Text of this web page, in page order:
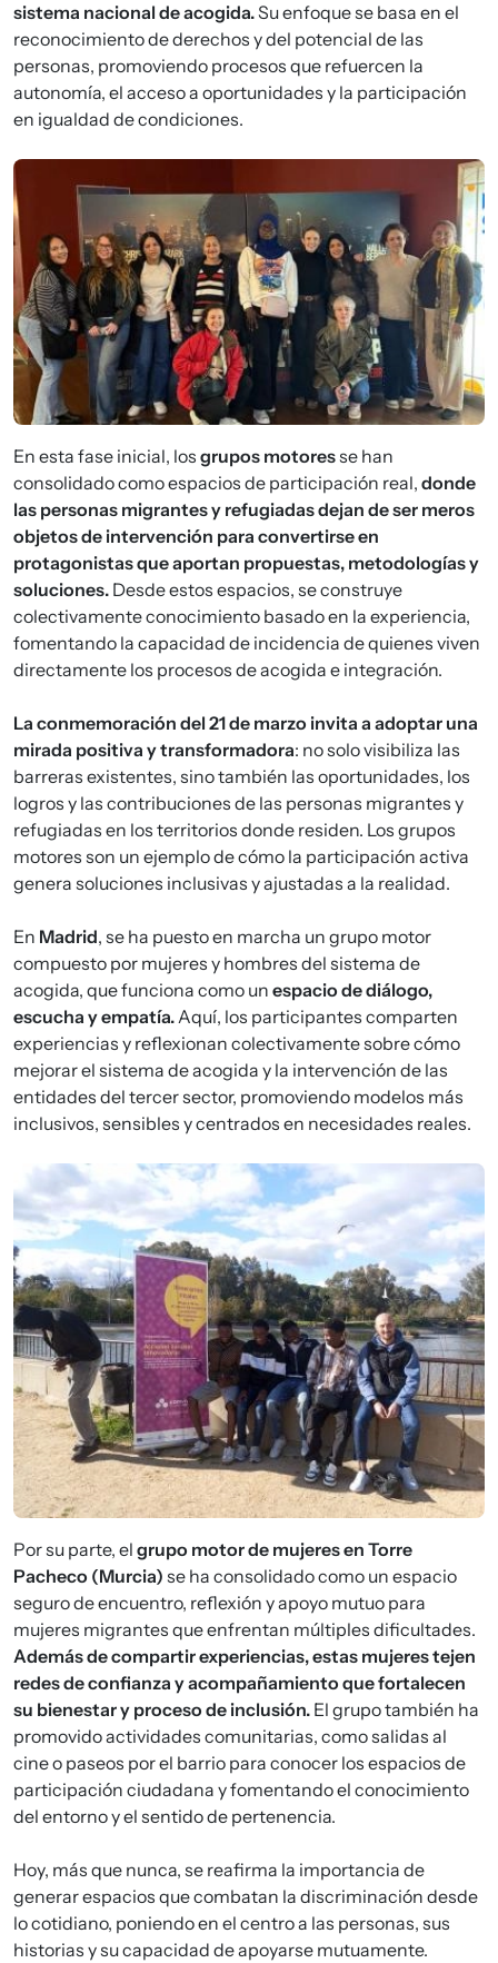
sistema nacional de acogida.Su enfoque se basa en el
reconocimiento de derechos y del potencial de las
personas, promoviendo procesos que refuercen la
autonomía, el acceso a oportunidades y la participación
en igualdad de condiciones.
Imagen
En esta fase inicial, los grupos motoresse han
consolidado como espacios de participación real, donde
las personas migrantes y refugiadas dejan de ser meros
objetos de intervención para convertirse en
protagonistas que aportan propuestas, metodologías y
soluciones. Desde estos espacios, se construye
colectivamente conocimiento basado en la experiencia,
fomentando la capacidad de incidencia de quienes viven
directamente los procesos de acogida e integración.
La conmemoración del 21 de marzo invita a adoptar una
mirada positiva y transformadora: no solo visibiliza las
barreras existentes, sino también las oportunidades, los
logros y las contribuciones de las personas migrantes y
refugiadas en los territorios donde residen. Los grupos
motores son un ejemplo de cómo la participación activa
genera soluciones inclusivas y ajustadas a la realidad.
En Madrid, se ha puesto en marcha un grupo motor
compuesto por mujeres y hombres del sistema de
acogida, que funciona como un espacio de diálogo,
escucha y empatía. Aquí, los participantes comparten
experiencias y reflexionan colectivamente sobre cómo
mejorar el sistema de acogida y la intervención de las
entidades del tercer sector, promoviendo modelos más
inclusivos, sensibles y centrados en necesidades reales.
Imagen
Por su parte, el grupo motor de mujeres en Torre
Pacheco (Murcia) se ha consolidado como un espacio
seguro de encuentro, reflexión y apoyo mutuo para
mujeres migrantes que enfrentan múltiples dificultades.
Además de compartir experiencias, estas mujeres tejen
redes de confianza y acompañamiento que fortalecen
su bienestar y proceso de inclusión. El grupo también ha
promovido actividades comunitarias, como salidas al
cine o paseos por el barrio para conocer los espacios de
participación ciudadana y fomentando el conocimiento
del entorno y el sentido de pertenencia.
Hoy, más que nunca, se reafirma la importancia de
generar espacios que combatan la discriminación desde
lo cotidiano, poniendo en el centro a las personas, sus
historias y su capacidad de apoyarse mutuamente.